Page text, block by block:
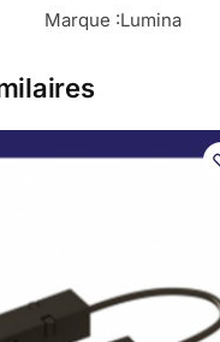
Marque :Lumina